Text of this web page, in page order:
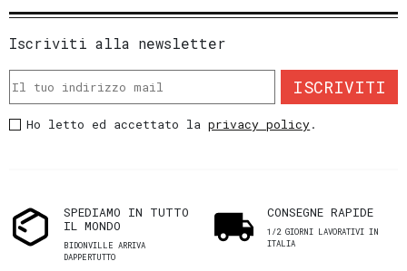
Iscriviti alla newsletter
ISCRIVITI
Ho letto ed accettato laprivacy policy.
SPEDIAMO IN TUTTO
IL MONDO
BIDONVILLE ARRIVA
DAPPERTUTTO
CONSEGNE RAPIDE
1/2 GIORNI LAVORATIVI IN
ITALIA